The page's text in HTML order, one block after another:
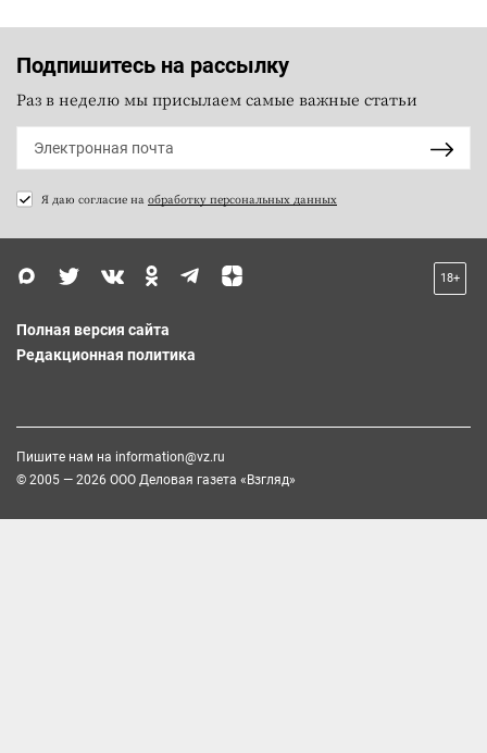
Подпишитесь на рассылку
Раз в неделю мы присылаем самые важные статьи
Я даю согласие на обработку персональных данных
18+
Полная версия сайта
Редакционная политика
Пишите нам на information@vz.ru
© 2005 — 2026 ООО Деловая газета «Взгляд»